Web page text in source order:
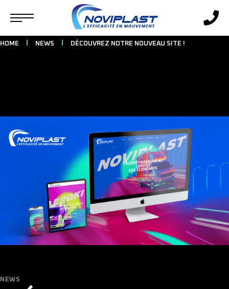
HOME NEWS DÉCOUVREZ NOTRE NOUVEAU SITE !
NEWS